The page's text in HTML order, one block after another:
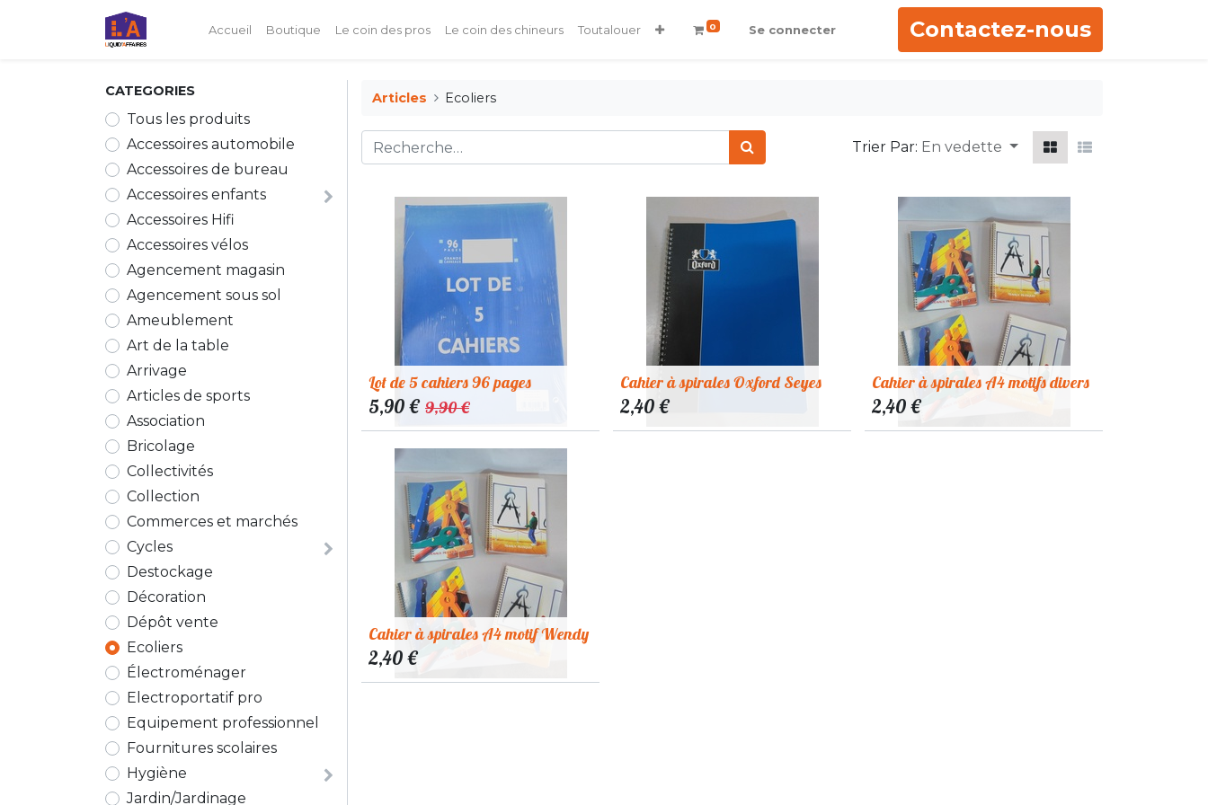
Accueil Boutique Le coin des pros Le coin des chineurs Toutalouer 0 Se connecter Contactez-nous
CATEGORIES
Tous les produits
Accessoires automobile
Accessoires de bureau
Accessoires enfants
Accessoires Hifi
Accessoires vélos
Agencement magasin
Agencement sous sol
Ameublement
Art de la table
Arrivage
Articles de sports
Association
Bricolage
Collectivités
Collection
Commerces et marchés
Cycles
Destockage
Décoration
Dépôt vente
Ecoliers
Électroménager
Electroportatif pro
Equipement professionnel
Fournitures scolaires
Hygiène
Jardin/Jardinage
Articles Ecoliers
Trier Par: En vedette
Lot de 5 cahiers 96 pages
5,90€ 9,90€
Cahier à spirales Oxford Seyes
2,40€
Cahier à spirales A4 motifs divers
2,40€
Cahier à spirales A4 motif Wendy
2,40€